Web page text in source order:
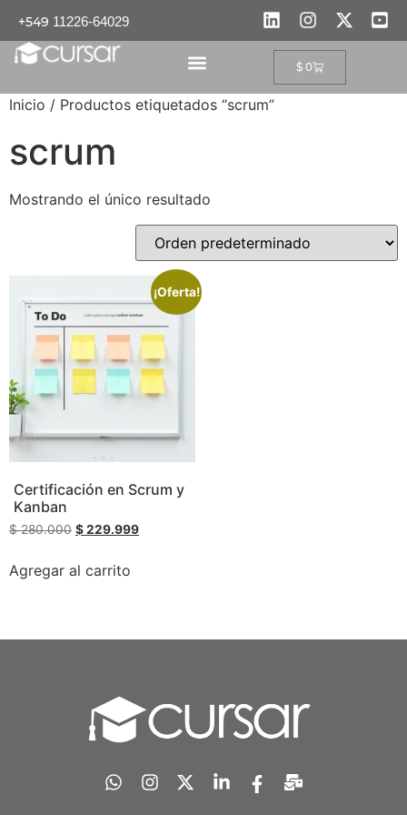
+549 11226-64029
$ 0
Inicio / Productos etiquetados “scrum”
scrum
Mostrando el único resultado
¡Oferta!
Certificación en Scrum y
Kanban
$280.000 $229.999
Agregar al carrito